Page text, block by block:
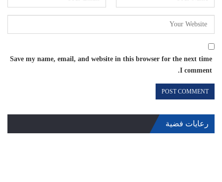
Save my name, email, and website in this browser for the next time
I comment.
رعايات فضية